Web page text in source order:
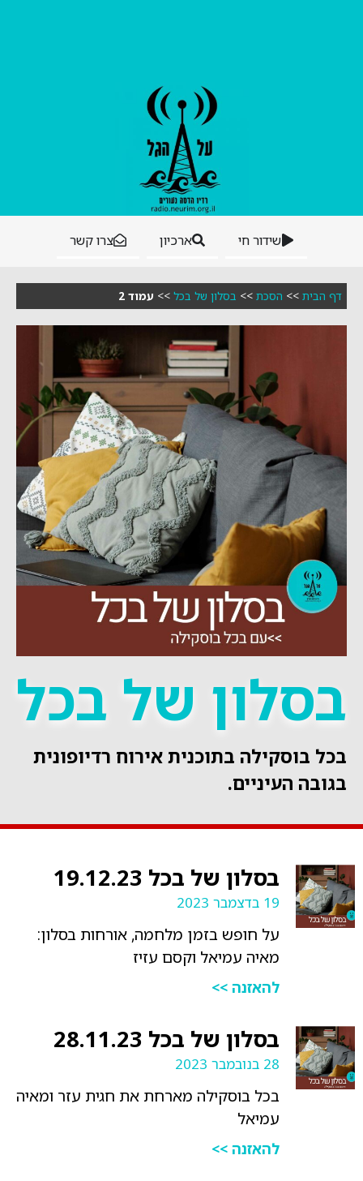
שידור חי ארכיון צרו קשר
דף הבית >> הסכת >> בסלון של בכל >> עמוד 2
בסלון של בכל
בכל בוסקילה בתוכנית אירוח רדיופונית
בגובה העיניים.
בסלון של בכל 19.12.23
19 בדצמבר 2023
על חופש בזמן מלחמה, אורחות בסלון:
מאיה עמיאל וקסם עזיז
להאזנה >>
בסלון של בכל 28.11.23
28 בנובמבר 2023
בכל בוסקילה מארחת את חגית עזר ומאיה
עמיאל
להאזנה >>